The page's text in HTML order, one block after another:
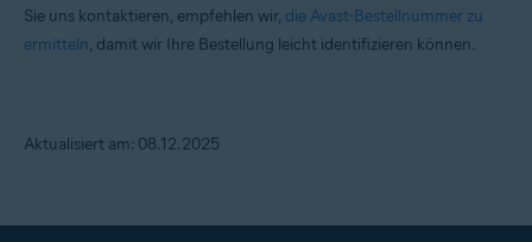
Sie uns kontaktieren, empfehlen wir, die Avast-Bestellnummer zu
ermitteln, damit wir Ihre Bestellung leicht identifizieren können.
Aktualisiert am: 08.12.2025